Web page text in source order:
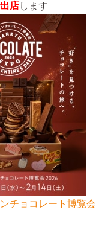
店します
チョコレート博覧会